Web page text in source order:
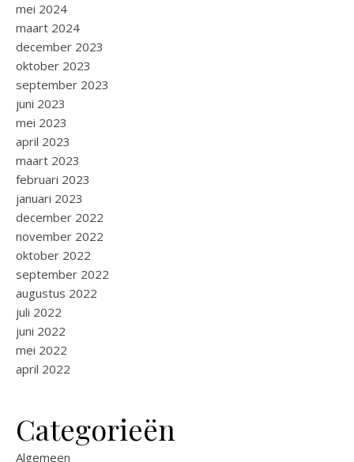
mei 2024
maart 2024
december 2023
oktober 2023
september 2023
juni 2023
mei 2023
april 2023
maart 2023
februari 2023
januari 2023
december 2022
november 2022
oktober 2022
september 2022
augustus 2022
juli 2022
juni 2022
mei 2022
april 2022
Categorieën
Algemeen